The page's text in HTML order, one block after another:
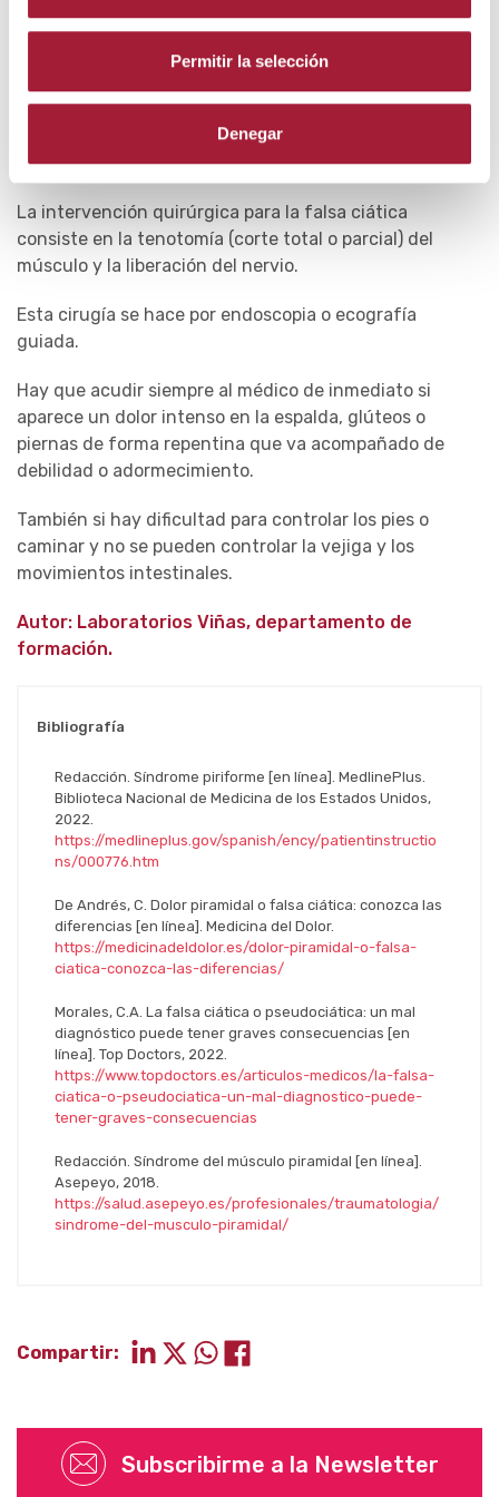
Permitir la selección
Denegar
los músculos comprimidos.
La cirugía para el dolor piramidal está únicamente
reservada para casos que no responden a otros
tratamientos.
La intervención quirúrgica para la falsa ciática
consiste en la tenotomía (corte total o parcial) del
músculo y la liberación del nervio.
Esta cirugía se hace por endoscopia o ecografía
guiada.
Hay que acudir siempre al médico de inmediato si
aparece un dolor intenso en la espalda, glúteos o
piernas de forma repentina que va acompañado de
debilidad o adormecimiento.
También si hay dificultad para controlar los pies o
caminar y no se pueden controlar la vejiga y los
movimientos intestinales.
Autor: Laboratorios Viñas, departamento de
formación.
Bibliografía
Redacción. Síndrome piriforme [en línea]. MedlinePlus.
Biblioteca Nacional de Medicina de los Estados Unidos,
2022.
https://medlineplus.gov/spanish/ency/patientinstructio
ns/000776.htm
De Andrés, C. Dolor piramidal o falsa ciática: conozca las
diferencias [en línea]. Medicina del Dolor.
https://medicinadeldolor.es/dolor-piramidal-o-falsa-
ciatica-conozca-las-diferencias/
Morales, C.A. La falsa ciática o pseudociática: un mal
diagnóstico puede tener graves consecuencias [en
línea]. Top Doctors, 2022.
https://www.topdoctors.es/articulos-medicos/la-falsa-
ciatica-o-pseudociatica-un-mal-diagnostico-puede-
tener-graves-consecuencias
Redacción. Síndrome del músculo piramidal [en línea].
Asepeyo, 2018.
https://salud.asepeyo.es/profesionales/traumatologia/
sindrome-del-musculo-piramidal/
Compartir:
Subscribirme a la Newsletter